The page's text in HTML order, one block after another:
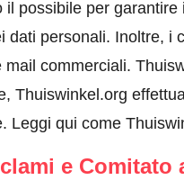
possibile per
dati personali. Inoltre, i
commerciali.
Thuiswinkel.org
Leggi qui come
e